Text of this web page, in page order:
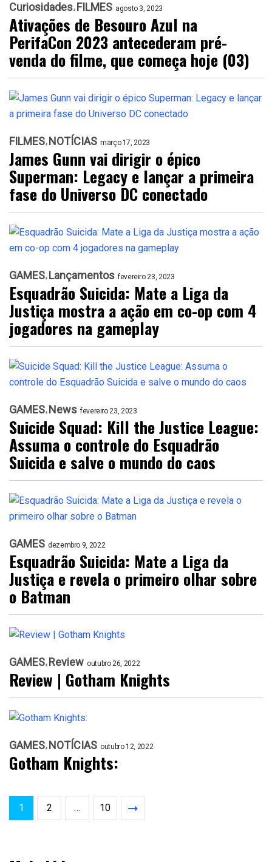
Curiosidades FILMES agosto 3, 2023
Ativações de Besouro Azul na
PerifaCon 2023 antecederam pré-
venda do filme, que começa hoje (03)
FILMES NOTÍCIAS março 17, 2023
James Gunn vai dirigir o épico
Superman: Legacy e lançar a primeira
fase do Universo DC conectado
GAMES Lançamentos fevereiro 23, 2023
Esquadrão Suicida: Mate a Liga da
Justiça mostra a ação em co-op com 4
jogadores na gameplay
GAMES News fevereiro 23, 2023
Suicide Squad: Kill the Justice League:
Assuma o controle do Esquadrão
Suicida e salve o mundo do caos
GAMES dezembro 9, 2022
Esquadrão Suicida: Mate a Liga da
Justiça e revela o primeiro olhar sobre
o Batman
GAMES Review outubro 26, 2022
Review | Gotham Knights
GAMES NOTÍCIAS outubro 12, 2022
Gotham Knights:
1 2 … 10